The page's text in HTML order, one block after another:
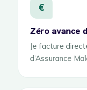
€
Zéro avance
Je facture
d’Assurance